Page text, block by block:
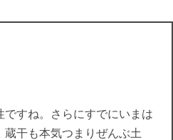
ですね。さらにすでにいまは
蔵干も本気つまりぜんぶ土